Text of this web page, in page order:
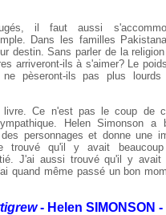
il faut aussi
Dans les familles
destin. Sans parler de la
arriveront-ils à s'aimer? Le
pèseront-ils pas plus lourds
Ce n'est pas le coup de
Helen Simonson a
personnages et donne une
trouvé qu'il y avait
J'ai aussi trouvé qu'il y avait
quand même passé un bon
- Helen SIMONSON -